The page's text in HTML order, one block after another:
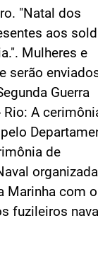
"Natal dos
aos
Mulheres e
serão
Guerra
Rio: A
de
Marinha com o
fuzileiros